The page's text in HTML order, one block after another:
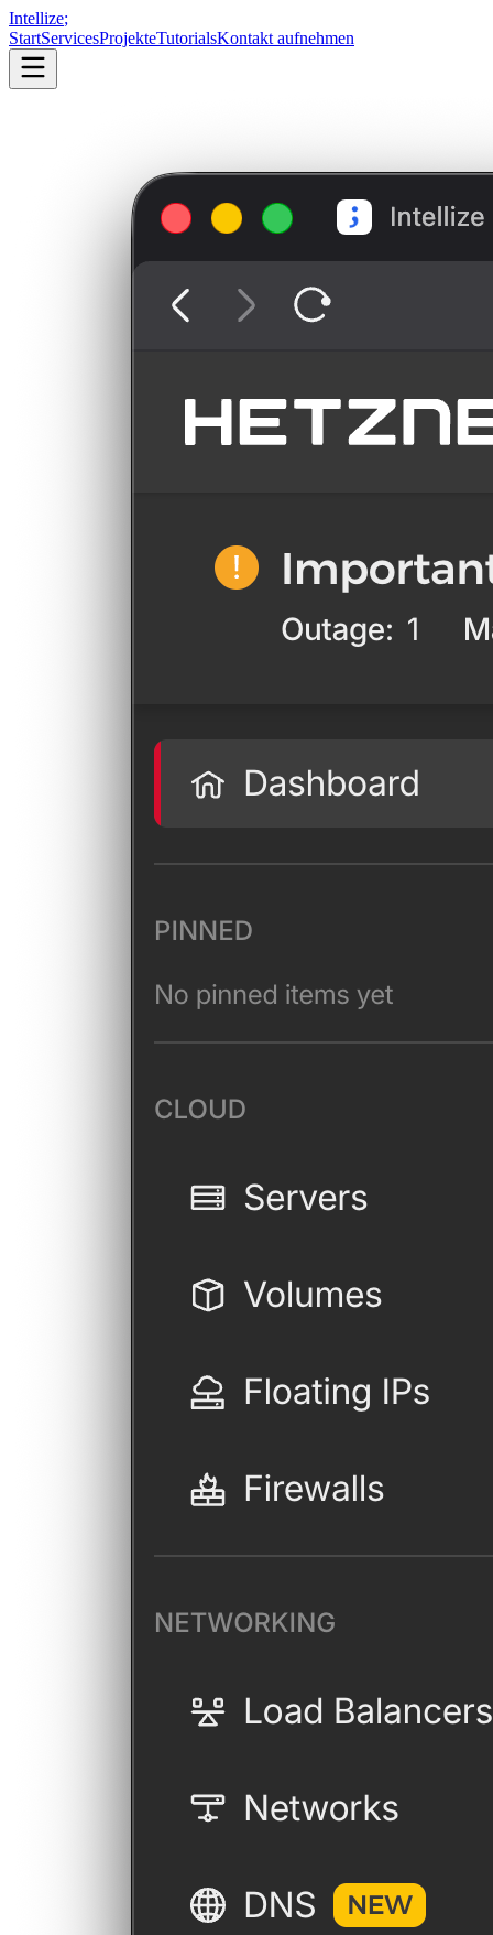
Intellize;
StartServicesProjekteTutorialsKontakt aufnehmen